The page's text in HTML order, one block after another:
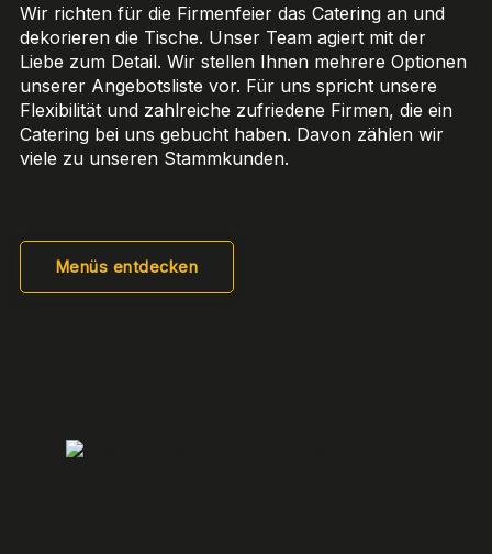
Wir richten für die Firmenfeier das Catering an und
dekorieren die Tische. Unser Team agiert mit der
Liebe zum Detail. Wir stellen Ihnen mehrere Optionen
unserer Angebotsliste vor. Für uns spricht unsere
Flexibilität und zahlreiche zufriedene Firmen, die ein
Catering bei uns gebucht haben. Davon zählen wir
viele zu unseren Stammkunden.
Menüs entdecken